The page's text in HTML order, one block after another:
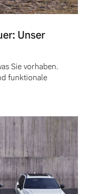
Unser
Sie vorhaben.
funktionale